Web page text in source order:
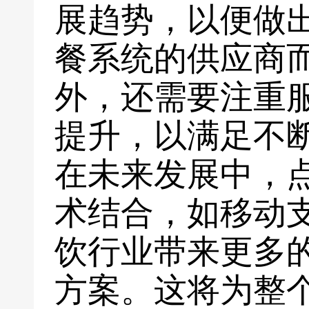
展趋势，以便做
餐系统的供应商
外，还需要注重
提升，以满足不
在未来发展中，
术结合，如移动
饮行业带来更多
方案。这将为整